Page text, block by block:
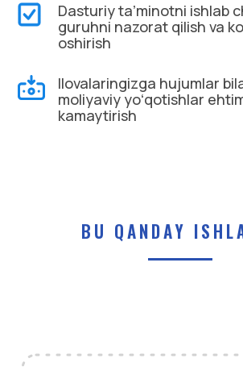
Dasturiy taʼminotni ishlab
guruhni nazorat qilish va
oshirish
Ilovalaringizga hujumlar
moliyaviy yoʻqotishlar
kamaytirish
BU QANDAY